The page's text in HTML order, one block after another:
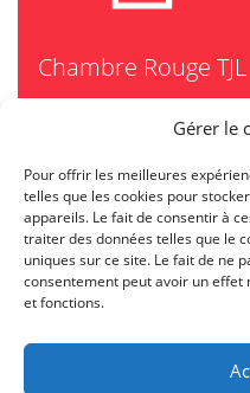
Gérer le
Pour offrir les meilleures
telles que les cookies pour
appareils. Le fait de consentir à
traiter des données telles que le
uniques sur ce site. Le fait de ne
consentement peut avoir un
et fonctions.
Chambre Rouge TJL
TRUDEL
Avocats /
750, Côte de la
Montréal
T514